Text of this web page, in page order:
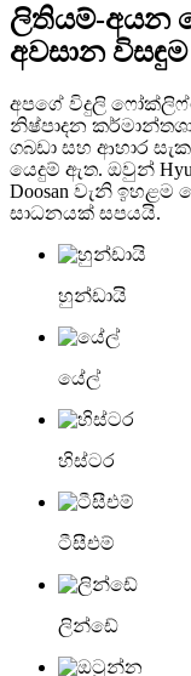
ලිතියම්-අයන
අවසාන විසඳුම
අපගේ විදුලි
නිෂ්පාදන
ගබඩා සහ ආහාර
යෙදුම් ඇත. ඔවුන්
Doosan වැනි
සාධනයක් සපයයි.
හුන්ඩායි
යේල්
හිස්ටර
ටීසීඑම්
ලින්ඩේ